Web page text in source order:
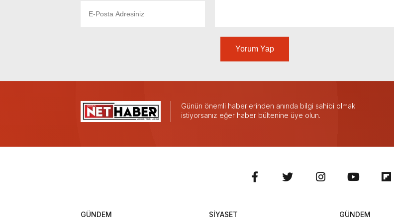
Yorum Yap
Günün önemli haberlerinden anında bilgi sahibi olmak
istiyorsanız eğer haber bültenine üye olun.
GÜNDEM SİYASET GÜNDEM